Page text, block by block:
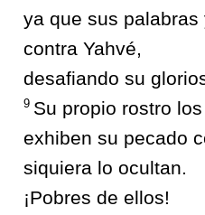
ya que sus
contra Yahvé,
desafiando su
9 Su propio rostro
exhiben su pecado
siquiera lo ocultan.
¡Pobres de ellos!